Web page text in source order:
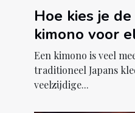
Hoe kies je
kimono voor
gelegenheid?
Een kimono is veel
traditioneel Japans
veelzijdige...